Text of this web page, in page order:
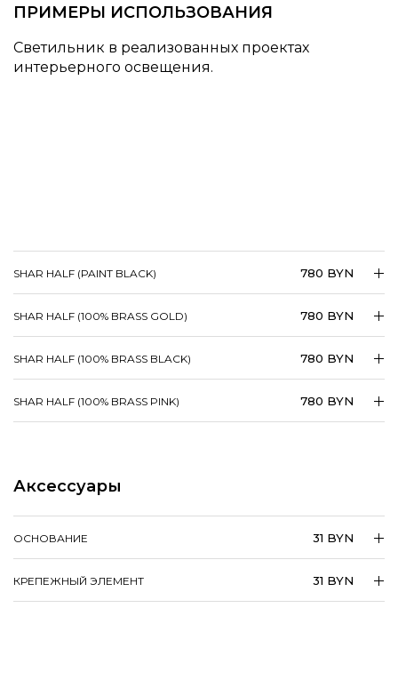
ПРИМЕРЫ ИСПОЛЬЗОВАНИЯ
Светильник в реализованных проектах
интерьерного освещения.
SHAR HALF (PAINT BLACK) 780 BYN
SHAR HALF (100% BRASS GOLD) 780 BYN
SHAR HALF (100% BRASS BLACK) 780 BYN
SHAR HALF (100% BRASS PINK) 780 BYN
Аксессуары
ОСНОВАНИЕ 31 BYN
КРЕПЕЖНЫЙ ЭЛЕМЕНТ 31 BYN